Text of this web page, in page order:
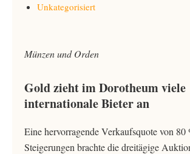
Unkategorisiert
Münzen und Orden
Gold zieht im Dorotheum viele
internationale Bieter an
Eine hervorragende Verkaufsquote von 80
Steigerungen brachte die dreitägige